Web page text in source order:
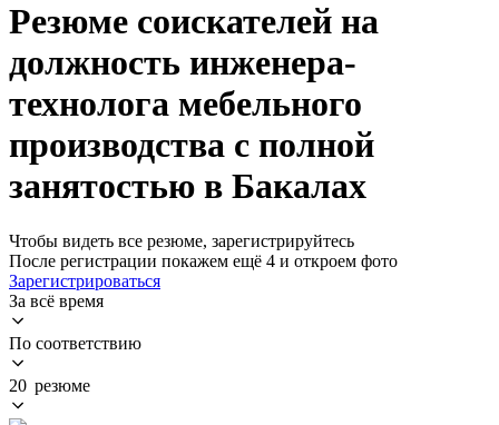
Резюме соискателей на
должность инженера-
технолога мебельного
производства с полной
занятостью в Бакалах
Чтобы видеть все резюме, зарегистрируйтесь
После регистрации покажем ещё 4 и откроем фото
Зарегистрироваться
За всё время
По соответствию
20 резюме